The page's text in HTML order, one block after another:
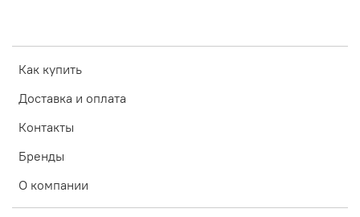
Как купить
Доставка и оплата
Контакты
Бренды
О компании